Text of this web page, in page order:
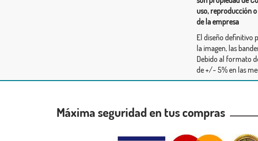
uso, reproducción
de la empresa
El diseño definitivo
la imagen, las
Debido al formato
de +/- 5% en las
Máxima seguridad en tus compras